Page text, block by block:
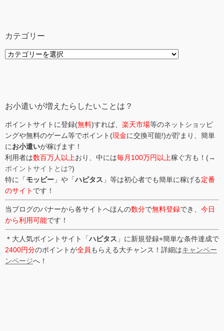
カテゴリー
カ
お小遣いが増えたらしたいことは？
ポイントサイトに登録(無料)すれば、 楽天市場等のネットショッピ
ングや無料のゲーム等でポイント(現金に交換可能!)が貯まり、簡単
にお小遣いが稼げます！
利用者は数百万人以上おり、中には毎月100万円以上稼ぐ方も！(→
ポイントサイトとは?)
特に「モッピー 」や「ハピタス 」等は初心者でも簡単に稼げる定番
のサイト です！
当ブログのバナーから各サイトへほんの数分で無料登録でき、 今日
から利用可能です！
＊大人気ポイントサイト「ハピタス 」に新規登録+簡単な条件達成で
2400円分のポイントが全員 もらえる大チャンス！詳細はキャンペー
ンページへ！